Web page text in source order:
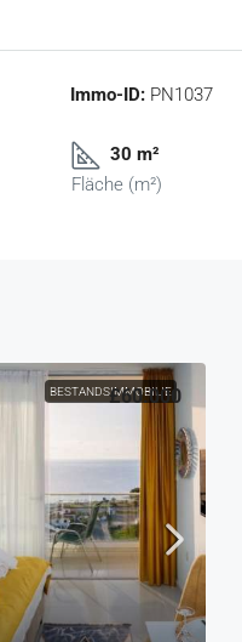
Immo-ID: PN1037
30 m²
Fläche (m²)
BESTANDSIMMOBILIE
£60.000